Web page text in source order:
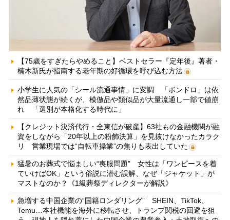
【75歳をすぎたらやめること】ベストセラー『定年後』著者・
楠木新氏が指南する老年期の好循環を呼び込む方法
小学生に人気の「シール流通事情」に変調 「ボンドロ」は依
然品薄状態が続くが、模倣品や類似品が大量流通し一部で値崩
れ 「選別が本格化する時代に」
【クレジット決済代行・全東信が破産】63社もの金融機関が融
資をしながら「20年以上の粉飾決算」を見抜けなかったカラク
リ 営業現場では“自転車操業”の焦りも表出していた
猛暑のお葬式で悩ましい“喪服問題” 女性は「ワンピースを着
ていけばOK」という俗説に潜む誤解、なぜ「ジャケット」が
マストなのか？《1級葬祭ディレクターが解説》
急増する中国企業の“国籍ロンダリング” SHEIN、TikTok、
Temu…本社機能を海外に移転させ、トランプ関税の回避を狙